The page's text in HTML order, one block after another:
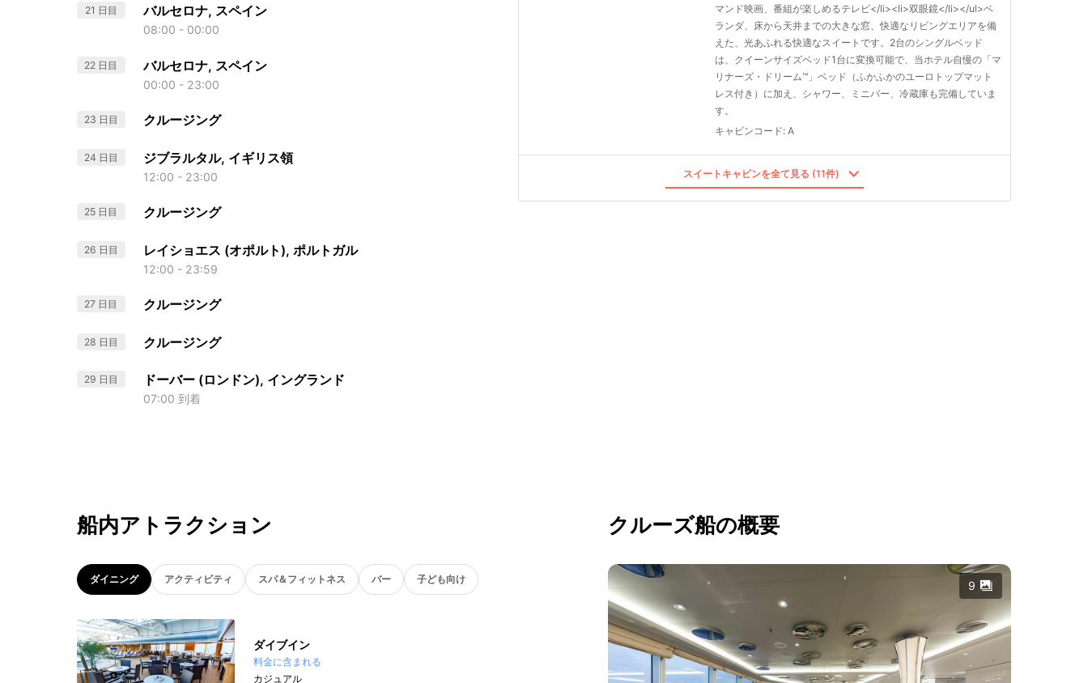
21 日目 バルセロナ, スペイン
08:00 - 00:00
22 日目 バルセロナ, スペイン
00:00 - 23:00
23 日目 クルージング
24 日目 ジブラルタル, イギリス領
12:00 - 23:00
25 日目 クルージング
26 日目 レイショエス (オポルト), ポルトガル
12:00 - 23:59
27 日目 クルージング
28 日目 クルージング
29 日目 ドーバー (ロンドン), イングランド
07:00 到着
マンド映画、番組が楽しめるテレビ</li><li>双眼鏡</li></ul>ベ
ランダ、床から天井までの大きな窓、快適なリビングエリアを備
えた、光あふれる快適なスイートです。2台のシングルベッド
は、クイーンサイズベッド1台に変換可能で、当ホテル自慢の「マ
リナーズ・ドリーム™」ベッド（ふかふかのユーロトップマット
レス付き）に加え、シャワー、ミニバー、冷蔵庫も完備していま
す。
キャビンコード: A
スイートキャビンを全て見る (11件)
船内アトラクション
ダイニング アクティビティ スパ＆フィットネス バー 子ども向け
ダイブイン
料金に含まれる
カジュアル
クルーズ船の概要
9